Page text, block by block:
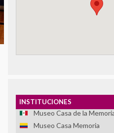
INSTITUCIONES
Associação Pinacoteca
Memorial para la Concordia
Museo Casa de la
Museo Casa Memoria